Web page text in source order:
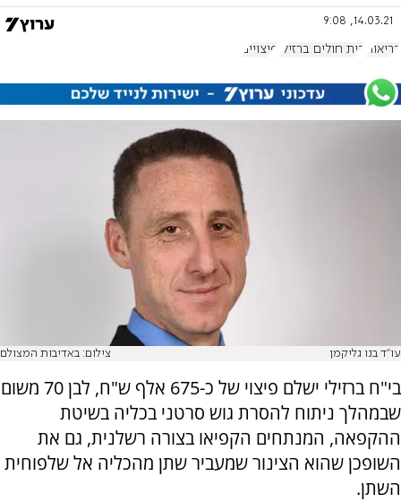
14.03.21, 9:08
בריאות בית חולים ברזילי פיצויים
עו"ד בנו גליקמן צילום: באדיבות המצולם
בי"ח ברזילי ישלם פיצוי של כ-675 אלף ש"ח, לבן 70 משום
שבמהלך ניתוח להסרת גוש סרטני בכליה בשיטת
ההקפאה, המנתחים הקפיאו בצורה רשלנית, גם את
השופכן שהוא הצינור שמעביר שתן מהכליה אל שלפוחית
השתן.